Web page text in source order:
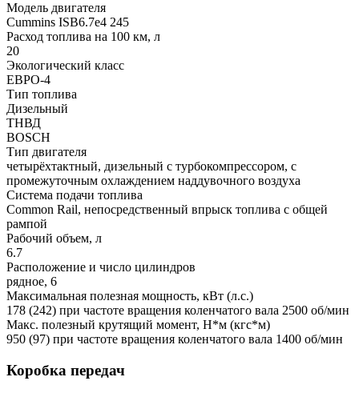
Модель двигателя
Cummins ISB6.7e4 245
Расход топлива на 100 км, л
20
Экологический класс
ЕВРО-4
Тип топлива
Дизельный
ТНВД
BOSCH
Тип двигателя
четырёхтактный, дизельный с турбокомпрессором, с
промежуточным охлаждением наддувочного воздуха
Система подачи топлива
Common Rail, непосредственный впрыск топлива с общей
рампой
Рабочий объем, л
6.7
Расположение и число цилиндров
рядное, 6
Максимальная полезная мощность, кВт (л.с.)
178 (242) при частоте вращения коленчатого вала 2500 об/мин
Макс. полезный крутящий момент, Н*м (кгс*м)
950 (97) при частоте вращения коленчатого вала 1400 об/мин
Коробка передач